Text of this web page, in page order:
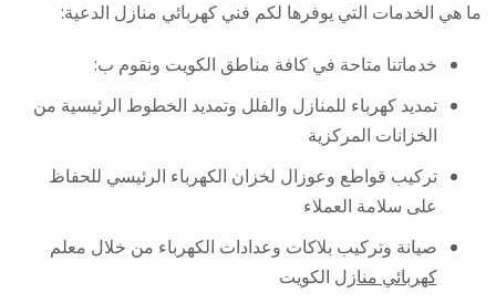
ما هي الخدمات التي يوفرها لكم فني كهربائي منازل الدعية:
خدماتنا متاحة في كافة مناطق الكويت ونقوم ب:
تمديد كهرباء للمنازل والفلل وتمديد الخطوط الرئيسية من
الخزانات المركزية
تركيب قواطع وعوزال لخزان الكهرباء الرئيسي للحفاظ
على سلامة العملاء
صيانة وتركيب بلاكات وعدادات الكهرباء من خلال معلم
كهربائي منازل الكويت